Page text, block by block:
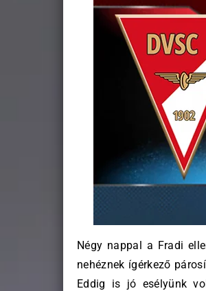
Négy nappal a Fradi
nehéznek ígérkező
Eddig is jó esélyünk